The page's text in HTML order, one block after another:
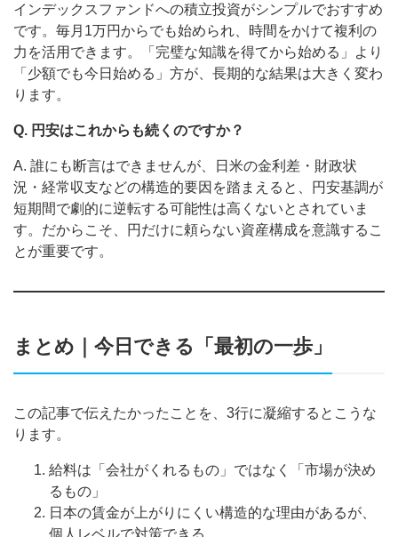
インデックスファンドへの積立投資がシンプルでおすすめ
です。毎月1万円からでも始められ、時間をかけて複利の
力を活用できます。「完璧な知識を得てから始める」より
「少額でも今日始める」方が、長期的な結果は大きく変わ
ります。
Q. 円安はこれからも続くのですか？
A. 誰にも断言はできませんが、日米の金利差・財政状
況・経常収支などの構造的要因を踏まえると、円安基調が
短期間で劇的に逆転する可能性は高くないとされていま
す。だからこそ、円だけに頼らない資産構成を意識するこ
とが重要です。
まとめ｜今日できる「最初の一歩」
この記事で伝えたかったことを、3行に凝縮するとこうな
ります。
給料は「会社がくれるもの」ではなく「市場が決め
るもの」
日本の賃金が上がりにくい構造的な理由があるが、
個人レベルで対策できる